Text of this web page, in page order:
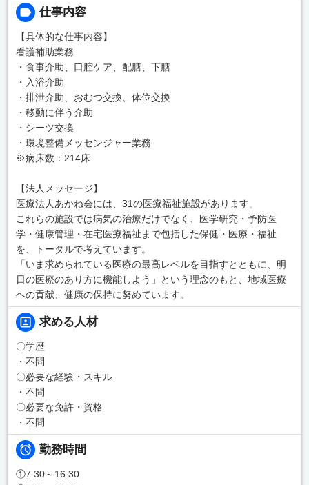
仕事内容
【具体的な仕事内容】
看護補助業務
・食事介助、口腔ケア、配膳、下膳
・入浴介助
・排泄介助、おむつ交換、体位交換
・移動に伴う介助
・シーツ交換
・環境整備メッセンジャー業務
※病床数：214床
【法人メッセージ】
医療法人あかね会には、31の医療福祉施設があります。
これらの施設では病気の治療だけでなく、医学研究・予防医
学・健康管理・在宅医療福祉まで包括した保健・医療・福祉
を、トータルで考えています。
「いま求められている医療の最高レベルを目指すとともに、明
日の医療のあり方に機能しよう」という理念のもと、地域医療
ヘの貢献、健康の保持に努めています。
求める人材
〇学歴
・不問
〇必要な経験・スキル
・不問
〇必要な免許・資格
・不問
勤務時間
①7:30～16:30